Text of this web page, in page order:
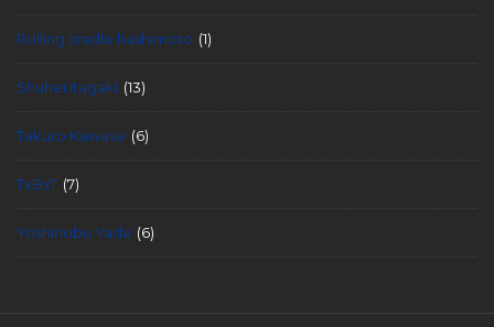
Rolling cradle hashimoto (1)
Shuhei Itagaki (13)
Takuro Kawase (6)
TxBxT (7)
Yoshinobu Yada (6)